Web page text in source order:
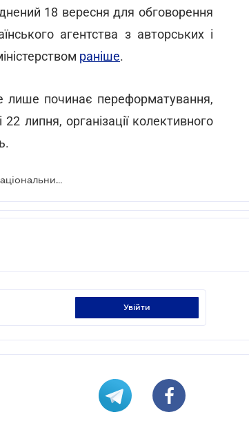
18 вересня для обговорення
агентства з авторських і
раніше.
лише починає переформатування,
липня, організації колективного
Патенти хочуть замінити на свідоцтва та створити Національний орган
увійти